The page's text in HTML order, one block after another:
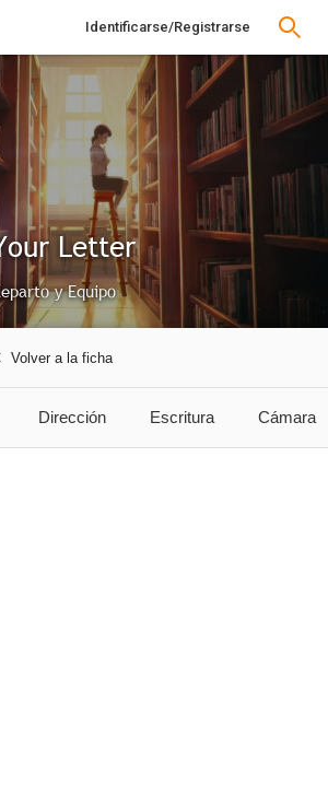
Identificarse/Registrarse
Letter
y Equipo
Volver a la ficha
Dirección Escritura Cámara